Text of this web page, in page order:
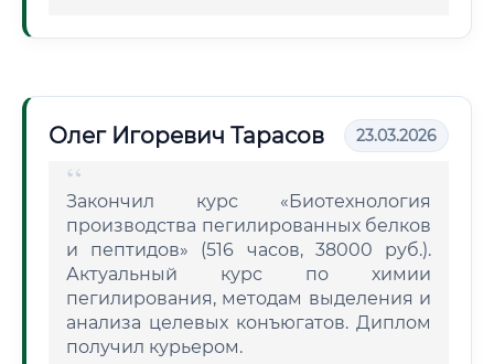
Олег Игоревич Тарасов 23.03.2026
Закончил курс «Биотехнология
производства пегилированных белков
и пептидов» (516 часов, 38000 руб.).
Актуальный курс по химии
пегилирования, методам выделения и
анализа целевых конъюгатов. Диплом
получил курьером.